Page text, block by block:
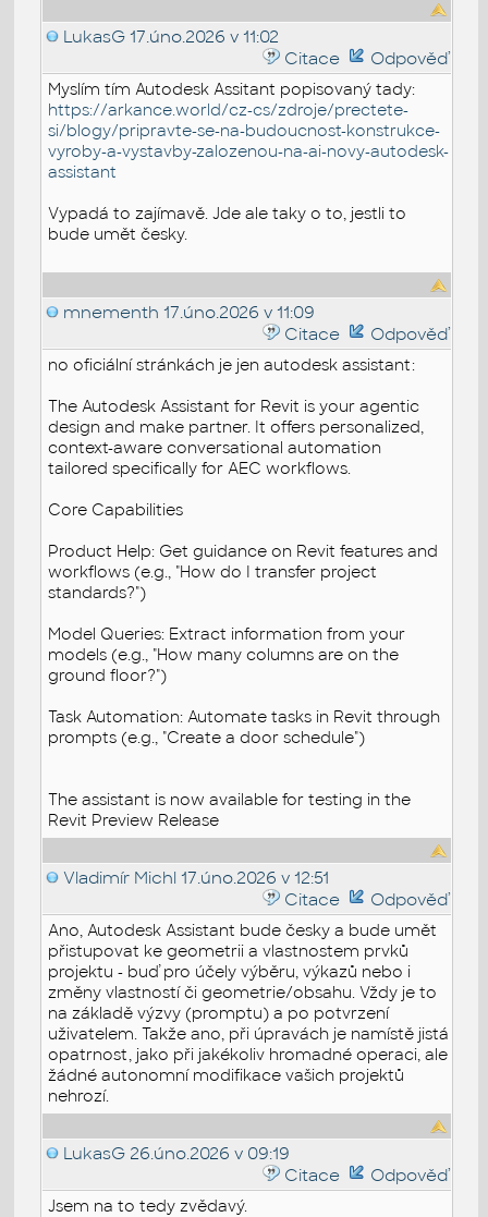
LukasG 17.úno.2026 v 11:02
Citace
Odpověď
Myslím tím Autodesk Assitant popisovaný tady:
https://arkance.world/cz-cs/zdroje/prectete-
si/blogy/pripravte-se-na-budoucnost-konstrukce-
vyroby-a-vystavby-zalozenou-na-ai-novy-autodesk-
assistant
Vypadá to zajímavě. Jde ale taky o to, jestli to
bude umět česky.
mnementh 17.úno.2026 v 11:09
Citace
Odpověď
no oficiální stránkách je jen autodesk assistant:
The Autodesk Assistant for Revit is your agentic
design and make partner. It offers personalized,
context-aware conversational automation
tailored specifically for AEC workflows.
Core Capabilities
Product Help: Get guidance on Revit features and
workflows (e.g., "How do I transfer project
standards?")
Model Queries: Extract information from your
models (e.g., "How many columns are on the
ground floor?")
Task Automation: Automate tasks in Revit through
prompts (e.g., "Create a door schedule")
The assistant is now available for testing in the
Revit Preview Release
Vladimír Michl 17.úno.2026 v 12:51
Citace
Odpověď
Ano, Autodesk Assistant bude česky a bude umět
přistupovat ke geometrii a vlastnostem prvků
projektu - buď pro účely výběru, výkazů nebo i
změny vlastností či geometrie/obsahu. Vždy je to
na základě výzvy (promptu) a po potvrzení
uživatelem. Takže ano, při úpravách je namístě jistá
opatrnost, jako při jakékoliv hromadné operaci, ale
žádné autonomní modifikace vašich projektů
nehrozí.
LukasG 26.úno.2026 v 09:19
Citace
Odpověď
Jsem na to tedy zvědavý.